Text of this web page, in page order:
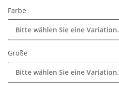
Farbe
Bitte wählen Sie eine Variation.
Größe
Bitte wählen Sie eine Variation.